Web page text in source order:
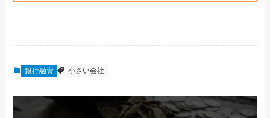
銀行融資 小さい会社